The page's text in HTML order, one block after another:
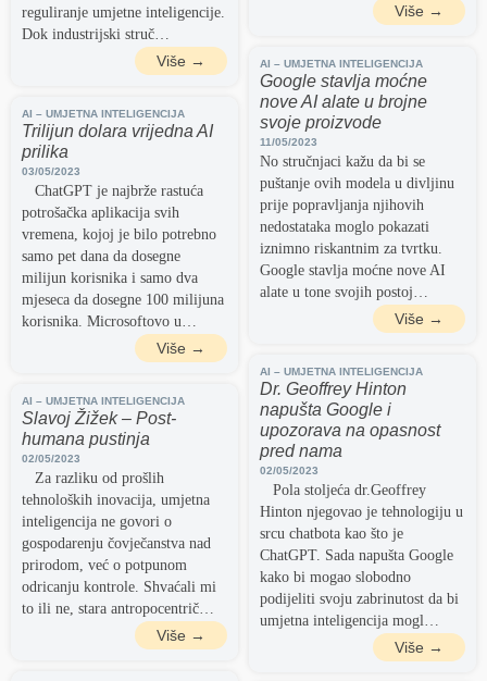
Više →
reguliranje umjetne inteligencije.
Dok industrijski struč…
Više → AI – UMJETNA INTELIGENCIJA
Google stavlja moćne
nove AI alate u brojne
svoje proizvode
11/05/2023
No stručnjaci kažu da bi se
puštanje ovih modela u divljinu
prije popravljanja njihovih
nedostataka moglo pokazati
iznimno riskantnim za tvrtku.
Google stavlja moćne nove AI
alate u tone svojih postoj…
Više →
AI – UMJETNA INTELIGENCIJA
Trilijun dolara vrijedna AI
prilika
03/05/2023
ChatGPT je najbrže rastuća
potrošačka aplikacija svih
vremena, kojoj je bilo potrebno
samo pet dana da dosegne
milijun korisnika i samo dva
mjeseca da dosegne 100 milijuna
korisnika. Microsoftovo u…
Više →
AI – UMJETNA INTELIGENCIJA
Dr. Geoffrey Hinton
napušta Google i
upozorava na opasnost
pred nama
02/05/2023
Pola stoljeća dr.Geoffrey
Hinton njegovao je tehnologiju u
srcu chatbota kao što je
ChatGPT. Sada napušta Google
kako bi mogao slobodno
podijeliti svoju zabrinutost da bi
umjetna inteligencija mogl…
Više →
AI – UMJETNA INTELIGENCIJA
Slavoj Žižek – Post-
humana pustinja
02/05/2023
Za razliku od prošlih
tehnoloških inovacija, umjetna
inteligencija ne govori o
gospodarenju čovječanstva nad
prirodom, već o potpunom
odricanju kontrole. Shvaćali mi
to ili ne, stara antropocentrič…
Više →